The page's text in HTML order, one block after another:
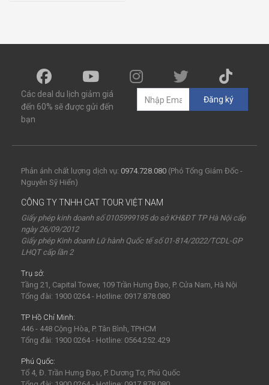
Các deal du lịch giảm giá
đến 60% sẽ được gửi đến
bạn
Đăng ký
Phản ánh chất lượng dịch vụ: 0974.728.080 (Phó Tổng Giám Đốc -
Nguyễn Sỹ Hiển)
CÔNG TY TNHH CAT TOUR VIỆT NAM
Giấy phép kinh doanh số 0105999195 do sở KH&ĐT TP Hà Nội cấp
ngày 26/09/2012
Giấy phép Kinh doanh Lữ hành Quốc tế số 01-814/2022/TCDL-GP
LHQT cấp lần 2
Trụ sở:
Tầng 21, Capital Tower, 109 Trần Hưng Đạo, P. Cửa Nam, Hà Nội
Tổng đài: 1900 0264 - Hotline: 0917.878.080
TP Hồ Chí Minh:
446 - 448 Cộng Hòa, P. Tân Bình, TPHCM
Tổng đài: 1900 0264 - Hotline: 0564.252.429
Phú Quốc:
Tổ 4, Đ. Trần Hưng Đạo, P. Dương Tơ, Phú Quốc